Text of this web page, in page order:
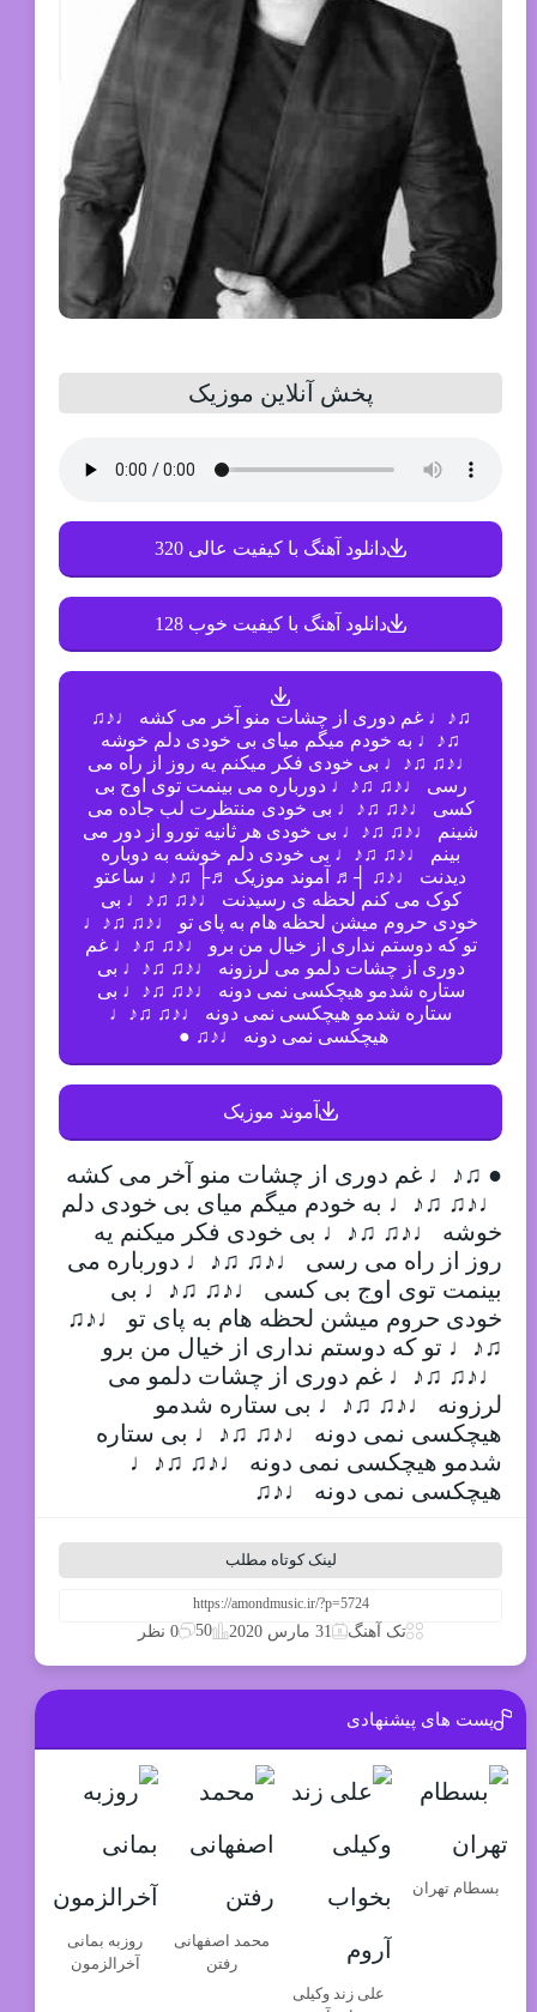
پخش آنلاین موزیک
دانلود آهنگ با کیفیت عالی 320
دانلود آهنگ با کیفیت خوب 128
♫♪♩ غم دوری از چشات منو آخر می کشه ♩♪♫
♫♪♩ به خودم میگم میای بی خودی دلم خوشه
♩♪♫ ♫♪♩ بی خودی فکر میکنم یه روز از راه می
رسی ♩♪♫ ♫♪♩ دورباره می بینمت توی اوج بی
کسی ♩♪♫ ♫♪♩ بی خودی منتظرت لب جاده می
شینم ♩♪♫ ♫♪♩ بی خودی هر ثانیه تورو از دور می
بینم ♩♪♫ ♫♪♩ بی خودی دلم خوشه به دوباره
دیدنت ♩♪♫ ┤♬ آموند موزیک ♬├ ♫♪♩ ساعتو
کوک می کنم لحظه ی رسیدنت ♩♪♫ ♫♪♩ بی
خودی حروم میشن لحظه هام به پای تو ♩♪♫ ♫♪♩
تو که دوستم نداری از خیال من برو ♩♪♫ ♫♪♩ غم
دوری از چشات دلمو می لرزونه ♩♪♫ ♫♪♩ بی
ستاره شدمو هیچکسی نمی دونه ♩♪♫ ♫♪♩ بی
ستاره شدمو هیچکسی نمی دونه ♩♪♫ ♫♪♩
هیچکسی نمی دونه ♩♪♫ ●
آموند موزیک
● ♫♪♩ غم دوری از چشات منو آخر می کشه
♩♪♫ ♫♪♩ به خودم میگم میای بی خودی دلم
خوشه ♩♪♫ ♫♪♩ بی خودی فکر میکنم یه
روز از راه می رسی ♩♪♫ ♫♪♩ دورباره می
بینمت توی اوج بی کسی ♩♪♫ ♫♪♩ بی
خودی حروم میشن لحظه هام به پای تو ♩♪♫
♫♪♩ تو که دوستم نداری از خیال من برو
♩♪♫ ♫♪♩ غم دوری از چشات دلمو می
لرزونه ♩♪♫ ♫♪♩ بی ستاره شدمو
هیچکسی نمی دونه ♩♪♫ ♫♪♩ بی ستاره
شدمو هیچکسی نمی دونه ♩♪♫ ♫♪♩
هیچکسی نمی دونه ♩♪♫
لینک کوتاه مطلب
تک آهنگ 31 مارس 2020 50 0 نظر
پست های پیشنهادی
بسطام تهران
علی زند وکیلی
محمد اصفهانی
رفتن
روزبه بمانی
آخرالزمون